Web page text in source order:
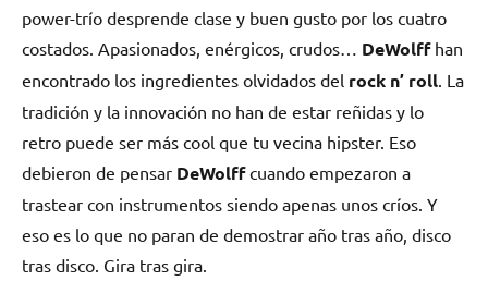
power-trío desprende clase y buen gusto por los cuatro
costados. Apasionados, enérgicos, crudos… DeWolffhan
encontrado los ingredientes olvidados del rock n’ roll. La
tradición y la innovación no han de estar reñidas y lo
retro puede ser más cool que tu vecina hipster. Eso
debieron de pensar DeWolffcuando empezaron a
trastear con instrumentos siendo apenas unos críos. Y
eso es lo que no paran de demostrar año tras año, disco
tras disco. Gira tras gira.